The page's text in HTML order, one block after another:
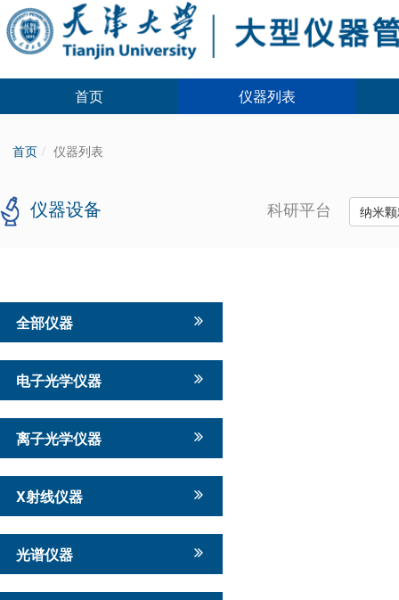
首页 仪器列表
首页 仪器列表
仪器设备 科研平台 纳米
全部仪器
电子光学仪器
离子光学仪器
X射线仪器
光谱仪器